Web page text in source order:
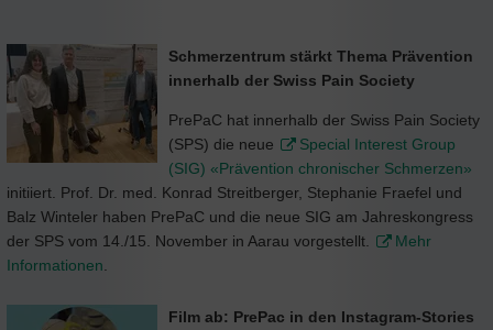
Schmerzentrum stärkt Thema Prävention
innerhalb der Swiss Pain Society
PrePaC hat innerhalb der Swiss Pain Society
(SPS) die neue
Special Interest Group
(SIG) «Prävention chronischer Schmerzen»
initiiert. Prof. Dr. med. Konrad Streitberger, Stephanie Fraefel und
Balz Winteler haben PrePaC und die neue SIG am Jahreskongress
der SPS vom 14./15. November in Aarau vorgestellt.
Mehr
Informationen
Film ab: PrePac in den Instagram-Stories